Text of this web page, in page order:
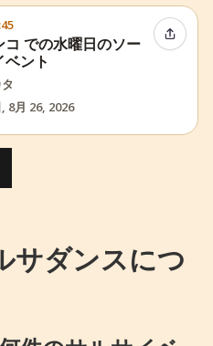
コ での水曜日のソー
ベント
8月 26, 2026
イベン
サダンスにつ